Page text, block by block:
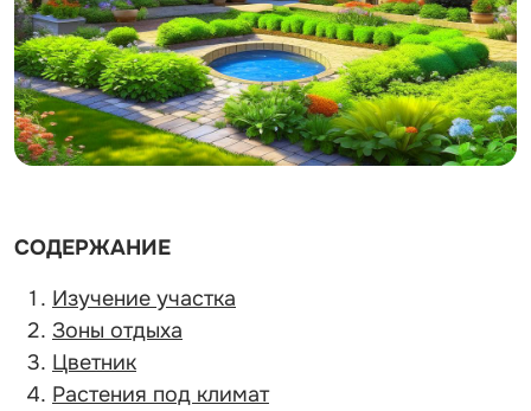
СОДЕРЖАНИЕ
Изучение участка
Зоны отдыха
Цветник
Растения под климат